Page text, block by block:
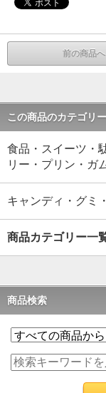
前の商品へ
この商品のカテゴリー
食品・スイーツ・
リー・プリン・ガ
キャンディ・グミ
商品カテゴリー一
商品検索